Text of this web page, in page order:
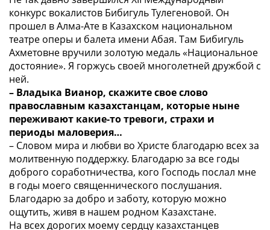
конкурс вокалистов Бибигуль Тулегеновой. Он
прошел в Алма-Ате в Казахском национальном
театре оперы и балета имени Абая. Там Бибигуль
Ахметовне вручили золотую медаль «Национальное
достояние». Я горжусь своей многолетней дружбой с
ней.
– Владыка Вианор, скажите свое слово
православным казахстанцам, которые ныне
переживают какие-то тревоги, страхи и
периоды маловерия…
– Словом мира и любви во Христе благодарю всех за
молитвенную поддержку. Благодарю за все годы
доброго соработничества, кого Господь послал мне
в годы моего священнического послушания.
Благодарю за добро и заботу, которую можно
ощутить, живя в нашем родном Казахстане.
На всех дорогих моему сердцу казахстанцев